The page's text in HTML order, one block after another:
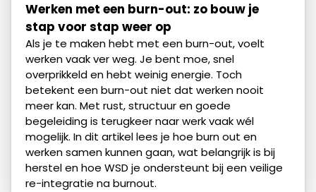
Werken met een burn-out: zo bouw je
stap voor stap weer op
Als je te maken hebt met een burn-out, voelt
werken vaak ver weg. Je bent moe, snel
overprikkeld en hebt weinig energie. Toch
betekent een burn-out niet dat werken nooit
meer kan. Met rust, structuur en goede
begeleiding is terugkeer naar werk vaak wél
mogelijk. In dit artikel lees je hoe burn out en
werken samen kunnen gaan, wat belangrijk is bij
herstel en hoe WSD je ondersteunt bij een veilige
re-integratie na burnout.